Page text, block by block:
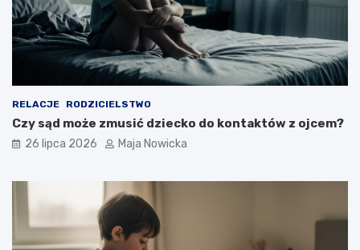
RELACJE RODZICIELSTWO
Czy sąd może zmusić dziecko do kontaktów z ojcem?
26 lipca 2026 Maja Nowicka